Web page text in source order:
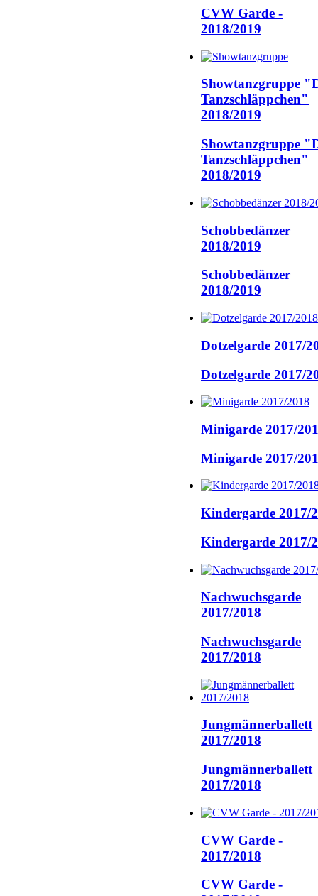
CVW Garde -
2018/2019
Showtanzgruppe
Tanzschläppchen"
2018/2019
Showtanzgruppe
Tanzschläppchen"
2018/2019
Schobbedänzer
2018/2019
Schobbedänzer
2018/2019
Dotzelgarde 2017/
Dotzelgarde 2017/
Minigarde 2017/
Minigarde 2017/
Kindergarde 2017/
Kindergarde 2017/
Nachwuchsgarde
2017/2018
Nachwuchsgarde
2017/2018
Jungmännerballett
2017/2018
Jungmännerballett
2017/2018
CVW Garde -
2017/2018
CVW Garde -